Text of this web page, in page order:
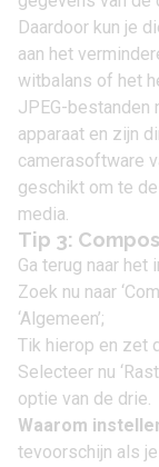
Daardoor kun je
aan het
witbalans of het
JPEG-bestanden
apparaat en zijn
camerasoftware
geschikt om te
media.
Tip 3:
Ga terug naar het
Zoek nu naar
‘Algemeen’;
Tik hierop en zet
Selecteer nu
optie van de drie.
Waarom
tevoorschijn als